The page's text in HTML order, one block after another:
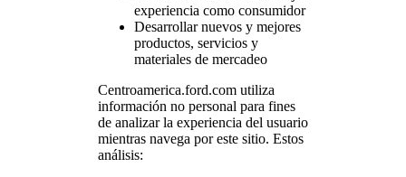
experiencia como consumidor
Desarrollar nuevos y mejores
productos, servicios y
materiales de mercadeo
Centroamerica.ford.com utiliza
información no personal para fines
de analizar la experiencia del usuario
mientras navega por este sitio. Estos
análisis: